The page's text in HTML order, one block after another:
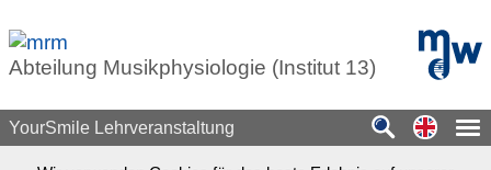
Abteilung Musikphysiologie (Institut 13)
mdw -
YourSmile Lehrveranstaltung